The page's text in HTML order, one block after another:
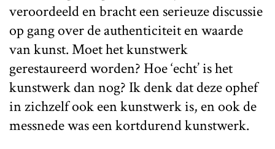
veroordeeld en bracht een serieuze discussie
op gang over de authenticiteit en waarde
van kunst. Moet het kunstwerk
gerestaureerd worden? Hoe ‘echt’ is het
kunstwerk dan nog? Ik denk dat deze ophef
in zichzelf ook een kunstwerk is, en ook de
messnede was een kortdurend kunstwerk.